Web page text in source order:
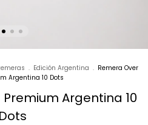
. Edición Argentina . Remera Over
Argentina 10 Dots
Argentina 10
Dots